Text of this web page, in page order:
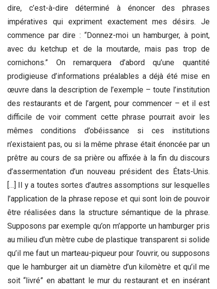
dire, c’est-à-dire déterminé à énoncer des phrases
impératives qui expriment exactement mes désirs. Je
commence par dire : “Donnez-moi un hamburger, à point,
avec du ketchup et de la moutarde, mais pas trop de
cornichons.” On remarquera d’abord qu’une quantité
prodigieuse d’informations préalables a déjà été mise en
œuvre dans la description de l’exemple – toute l’institution
des restaurants et de l’argent, pour commencer – et il est
difficile de voir comment cette phrase pourrait avoir les
mêmes conditions d’obéissance si ces institutions
n’existaient pas, ou si la même phrase était énoncée par un
prêtre au cours de sa prière ou affixée à la fin du discours
d’assermentation d’un nouveau président des États-Unis.
[…] Il y a toutes sortes d’autres assomptions sur lesquelles
l’application de la phrase repose et qui sont loin de pouvoir
être réalisées dans la structure sémantique de la phrase.
Supposons par exemple qu’on m’apporte un hamburger pris
au milieu d’un mètre cube de plastique transparent si solide
qu’il me faut un marteau-piqueur pour l’ouvrir, ou supposons
que le hamburger ait un diamètre d’un kilomètre et qu’il me
soit “livré” en abattant le mur du restaurant et en insérant